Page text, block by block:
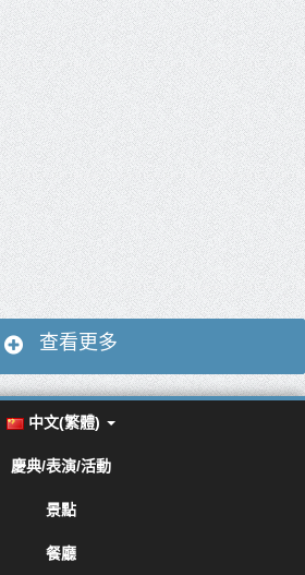
查看更多
中文(繁體)
慶典/表演/活動
景點
餐廳